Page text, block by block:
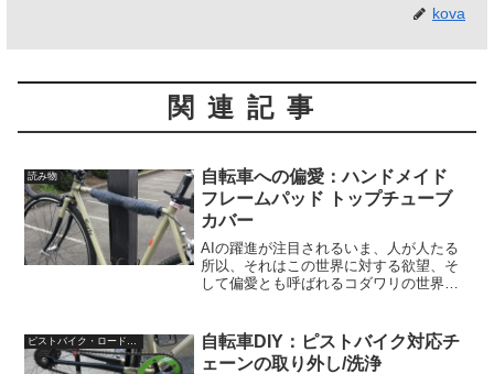
kova
関連記事
読み物
自転車への偏愛：ハンドメイド
フレームパッド トップチューブ
カバー
AIの躍進が注目されるいま、人が人たる
所以、それはこの世界に対する欲望、そ
して偏愛とも呼ばれるコダワリの世界で
用する前提の運用思想があるため、競技
に必要ないスタンドは、...
自転車DIY：ピストバイク対応チ
ェーンの取り外し/洗浄